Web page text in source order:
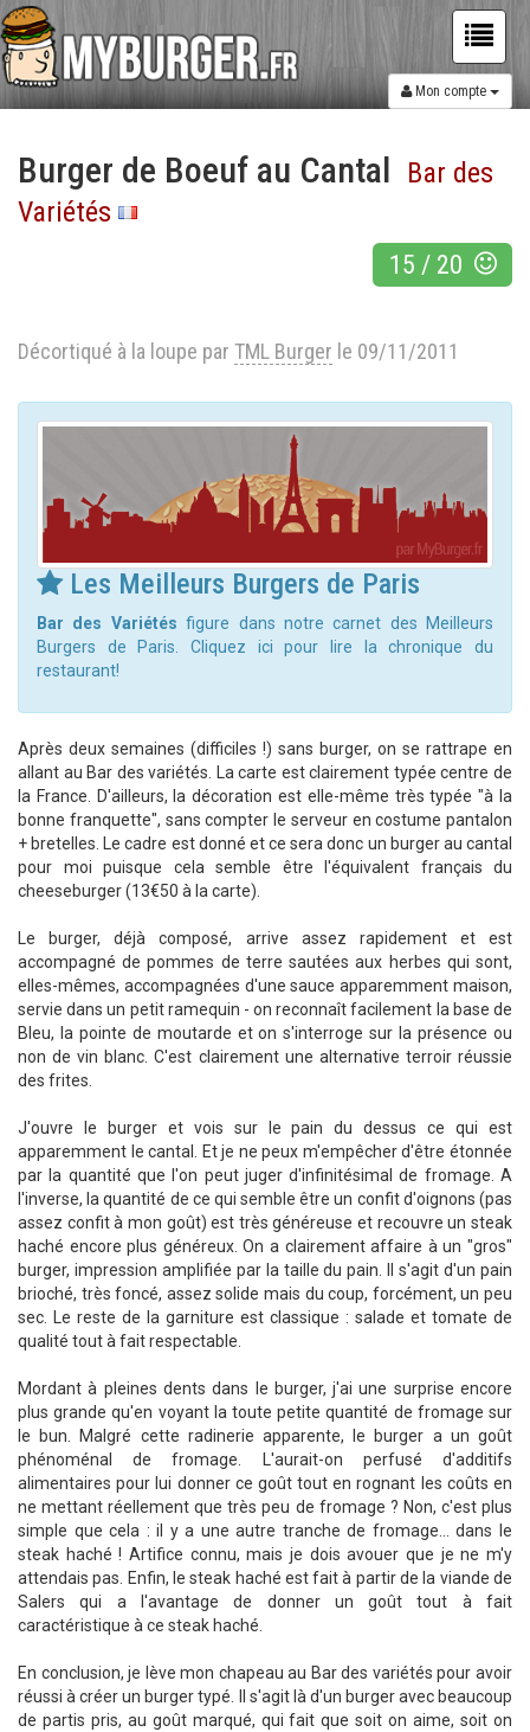
Mon compte
Burger de Boeuf au Cantal
Bar des
Variétés
15 / 20
Décortiqué à la loupe par TML Burger le 09/11/2011
Les Meilleurs Burgers de Paris
Bar des Variétés figure dans notre carnet des Meilleurs
Burgers de Paris. Cliquez ici pour lire la chronique du
restaurant!
Après deux semaines (difficiles !) sans burger, on se rattrape en
allant au Bar des variétés. La carte est clairement typée centre de
la France. D'ailleurs, la décoration est elle-même très typée "à la
bonne franquette", sans compter le serveur en costume pantalon
+ bretelles. Le cadre est donné et ce sera donc un burger au cantal
pour moi puisque cela semble être l'équivalent français du
cheeseburger (13€50 à la carte).
Le burger, déjà composé, arrive assez rapidement et est
accompagné de pommes de terre sautées aux herbes qui sont,
elles-mêmes, accompagnées d'une sauce apparemment maison,
servie dans un petit ramequin - on reconnaît facilement la base de
Bleu, la pointe de moutarde et on s'interroge sur la présence ou
non de vin blanc. C'est clairement une alternative terroir réussie
des frites.
J'ouvre le burger et vois sur le pain du dessus ce qui est
apparemment le cantal. Et je ne peux m'empêcher d'être étonnée
par la quantité que l'on peut juger d'infinitésimal de fromage. A
l'inverse, la quantité de ce qui semble être un confit d'oignons (pas
assez confit à mon goût) est très généreuse et recouvre un steak
haché encore plus généreux. On a clairement affaire à un "gros"
burger, impression amplifiée par la taille du pain. Il s'agit d'un pain
brioché, très foncé, assez solide mais du coup, forcément, un peu
sec. Le reste de la garniture est classique : salade et tomate de
qualité tout à fait respectable.
Mordant à pleines dents dans le burger, j'ai une surprise encore
plus grande qu'en voyant la toute petite quantité de fromage sur
le bun. Malgré cette radinerie apparente, le burger a un goût
phénoménal de fromage. L'aurait-on perfusé d'additifs
alimentaires pour lui donner ce goût tout en rognant les coûts en
ne mettant réellement que très peu de fromage ? Non, c'est plus
simple que cela : il y a une autre tranche de fromage... dans le
steak haché ! Artifice connu, mais je dois avouer que je ne m'y
attendais pas. Enfin, le steak haché est fait à partir de la viande de
Salers qui a l'avantage de donner un goût tout à fait
caractéristique à ce steak haché.
En conclusion, je lève mon chapeau au Bar des variétés pour avoir
réussi à créer un burger typé. Il s'agit là d'un burger avec beaucoup
de partis pris, au goût marqué, qui fait que soit on aime, soit on